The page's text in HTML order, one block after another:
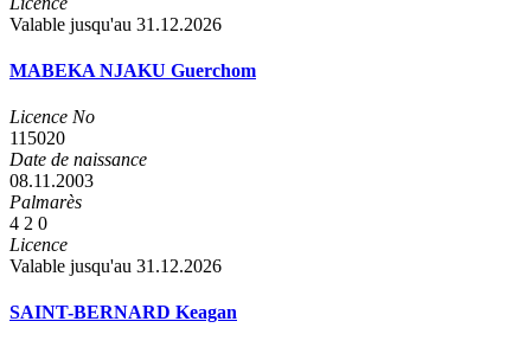
Valable jusqu'au 31.12.2026
MABEKA NJAKU Guerchom
Licence No
115020
Date de naissance
08.11.2003
Palmarès
4 2 0
Licence
Valable jusqu'au 31.12.2026
SAINT-BERNARD Keagan